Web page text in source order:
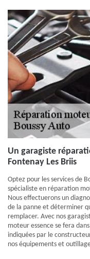
Un garagiste
Fontenay Les Briis
Optez pour les services de
spécialiste en réparation
Nous effectuerons un
de la panne et déterminer
remplacer. Avec nos
moteur essence se fera
indiquées par le
nos équipements et